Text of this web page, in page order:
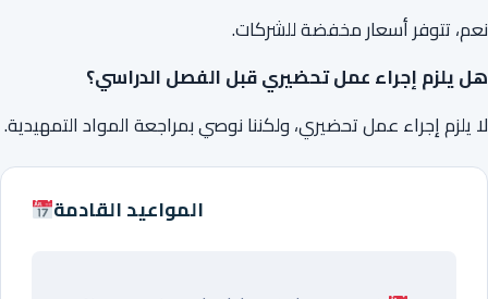
نعم، تتوفر أسعار مخفضة للشركات.
هل يلزم إجراء عمل تحضيري قبل الفصل الدراسي؟
لا يلزم إجراء عمل تحضيري، ولكننا نوصي بمراجعة المواد التمهيدية.
المواعيد القادمة